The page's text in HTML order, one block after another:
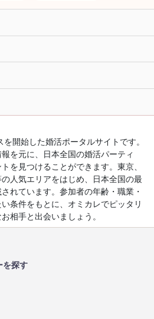
開始した婚活ポータルサイトです。
を元に、日本全国の婚活パーティ
を見つけることができます。東京、
人気エリアをはじめ、日本全国の最
れています。参加者の年齢・職業・
条件をもとに、オミカレでピッタリ
相手と出会いましょう。
を探す